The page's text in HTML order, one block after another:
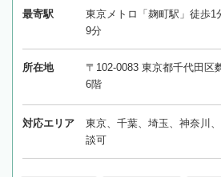
最寄駅
東京メトロ「麹町駅」徒歩
9分
所在地
〒102-0083 東京都千代田区
6階
対応エリア
東京、千葉、埼玉、神奈川
談可